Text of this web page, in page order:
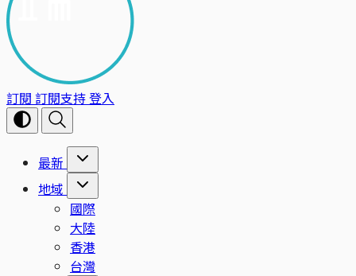
訂閱 訂閱支持登入
最新
地域
國際
大陸
香港
台灣